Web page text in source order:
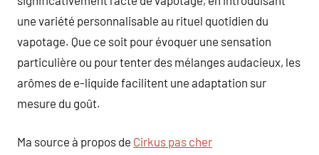
une variété personnalisable au rituel quotidien du
vapotage. Que ce soit pour évoquer une sensation
particulière ou pour tenter des mélanges audacieux, les
arômes de e-liquide facilitent une adaptation sur
mesure du goût.
Ma source à propos de Cirkus pas cher